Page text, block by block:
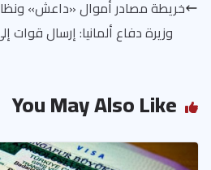
A
p
o
ok
m
خريطة مصادر أموال «داعش»
وزيرة دفاع ألمانيا: إرسال قوات
You May Also Like